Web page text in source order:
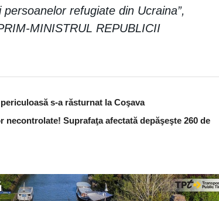
refugiate din Ucraina”,
MINISTRUL REPUBLICII
s-a răsturnat la Coşava
Suprafaţa afectată depăşeşte 260 de